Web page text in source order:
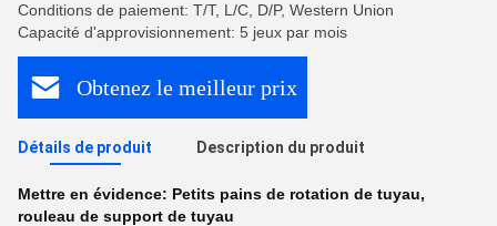
Conditions de paiement: T/T, L/C, D/P, Western Union
Capacité d'approvisionnement: 5 jeux par mois
Obtenez le meilleur prix
Détails de produit Description du produit
Mettre en évidence: Petits pains de rotation de tuyau,
rouleau de support de tuyau